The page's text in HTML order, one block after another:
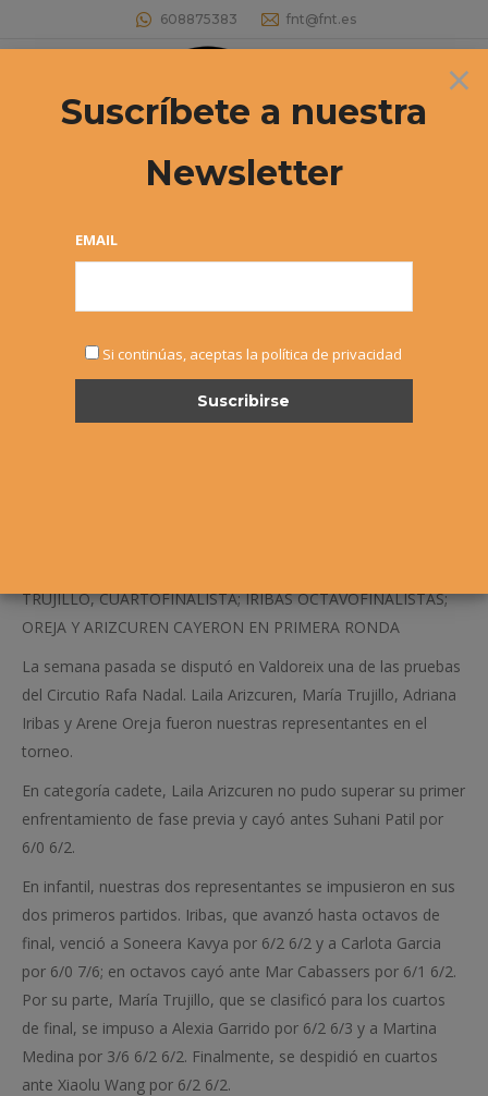
608875383 fnt@fnt.es
Buscar:
TRUJILLO, CUARTOFINALISTA; IRIBAS OCTAVOFINALISTAS;
OREJA Y ARIZCUREN CAYERON EN PRIMERA RONDA
La semana pasada se disputó en Valdoreix una de las pruebas
del Circutio Rafa Nadal. Laila Arizcuren, María Trujillo, Adriana
Iribas y Arene Oreja fueron nuestras representantes en el
torneo.
En categoría cadete, Laila Arizcuren no pudo superar su primer
enfrentamiento de fase previa y cayó antes Suhani Patil por
6/0 6/2.
En infantil, nuestras dos representantes se impusieron en sus
dos primeros partidos. Iribas, que avanzó hasta octavos de
final, venció a Soneera Kavya por 6/2 6/2 y a Carlota Garcia
por 6/0 7/6; en octavos cayó ante Mar Cabassers por 6/1 6/2.
Por su parte, María Trujillo, que se clasificó para los cuartos
de final, se impuso a Alexia Garrido por 6/2 6/3 y a Martina
Medina por 3/6 6/2 6/2. Finalmente, se despidió en cuartos
ante Xiaolu Wang por 6/2 6/2.
×
Suscríbete a nuestra
Newsletter
EMAIL
Si continúas, aceptas la política de privacidad